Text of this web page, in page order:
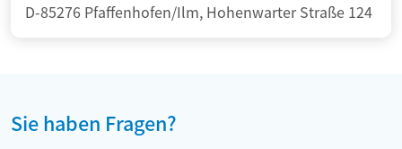
D-85276 Pfaffenhofen/Ilm, Hohenwarter Straße 124
Sie haben Fragen?